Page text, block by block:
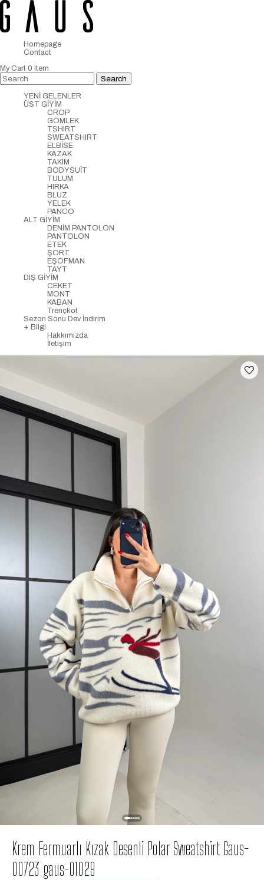
Homepage
Contact
My Cart 0 Item
YENİ GELENLER
ÜST GİYİM
CROP
GÖMLEK
TSHIRT
SWEATSHIRT
ELBİSE
KAZAK
TAKIM
BODYSUİT
TULUM
HIRKA
BLUZ
YELEK
PANCO
ALT GİYİM
DENİM PANTOLON
PANTOLON
ETEK
ŞORT
EŞOFMAN
TAYT
DIŞ GİYİM
CEKET
MONT
KABAN
Trençkot
Sezon Sonu Dev İndirim
+ Bilgi
Hakkımızda
İletişim
Krem Fermuarlı Kızak Desenli Polar Sweatshirt Gaus-
00723 gaus-01029